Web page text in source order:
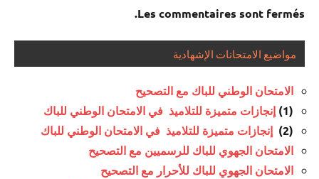
Les commentaires sont fermés.
مواضيع الامتحانات الإشهادية
الامتحان الوطني للباك مع التصحيح
(1)
إنجازات متميزة للتلاميذ في الامتحان الوطني للباك
(2)
إنجازات متميزة للتلاميذ في الامتحان الوطني للباك
الامتحان الجهوي للباك للرسميين مع التصحيح
الامتحان الجهوي للباك للأحرار مع التصحيح